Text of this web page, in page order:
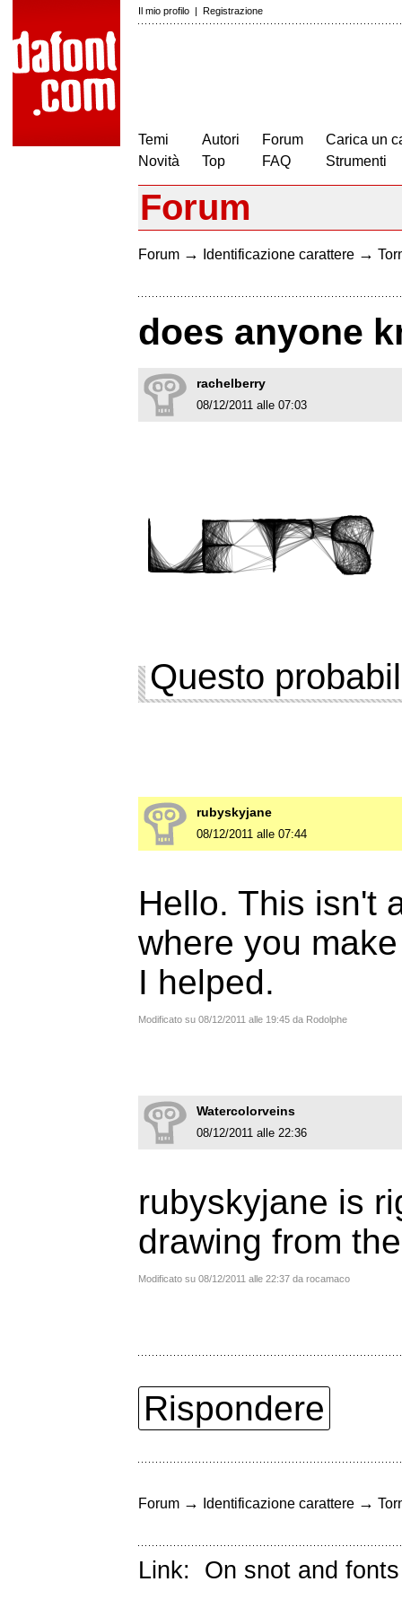
Il mio profilo | Registrazione
Temi
Novità
Autori
Top
Forum
FAQ
Carica un
Strumenti
Forum
Forum → Identificazione carattere →
does anyone
rachelberry
08/12/2011 alle 07:03
Questo
rubyskyjane
08/12/2011 alle 07:44
Hello. This isn't
where you
I helped.
Modificato su 08/12/2011 alle 19:45 da Rodolphe
Watercolorveins
08/12/2011 alle 22:36
rubyskyjane is
drawing from
Modificato su 08/12/2011 alle 22:37 da rocamaco
Rispondere
Forum → Identificazione carattere →
Link: On snot and fonts